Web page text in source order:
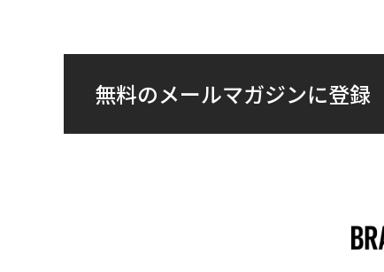
無料のメールマガジンに登録